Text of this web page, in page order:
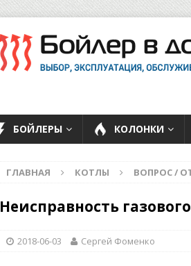
БОЙЛЕРЫ КОЛОНКИ
ГЛАВНАЯ КОТЛЫ ВОПРОС /
Неисправность
2018-06-03 Сергей Фоменко